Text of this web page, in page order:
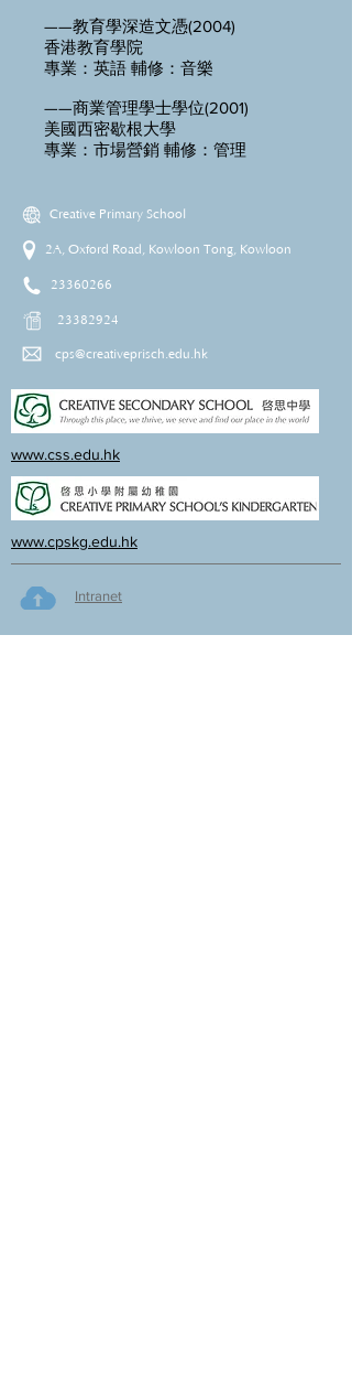
——教育學深造文憑(2004)
香港教育學院
專業：英語 輔修：音樂
——商業管理學士學位(2001)
美國西密歇根大學
專業：市場營銷 輔修：管理
Creative Primary School
2A, Oxford Road, Kowloon Tong, Kowloon
23360266
23382924
cps@creativeprisch.edu.hk
www.css.edu.hk
www.cpskg.edu.hk
Intranet